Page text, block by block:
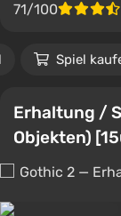
71/100
Spiel
Erhaltung /
Objekten)